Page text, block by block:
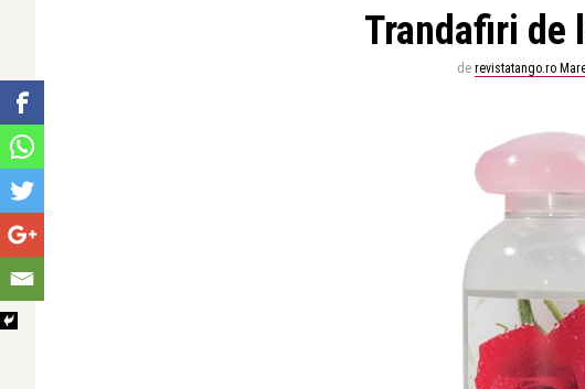
Trandafiri de
de revistatango.ro